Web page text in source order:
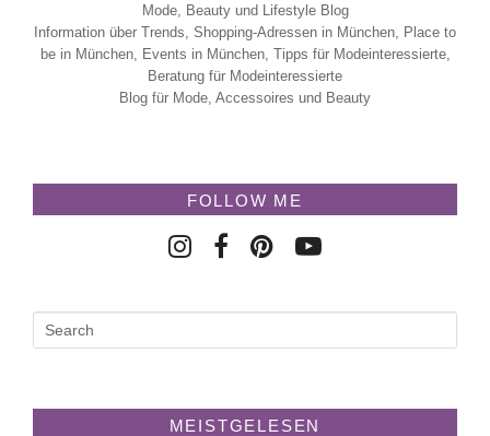
Mode, Beauty und Lifestyle Blog
Information über Trends, Shopping-Adressen in München, Place to
be in München, Events in München, Tipps für Modeinteressierte,
Beratung für Modeinteressierte
Blog für Mode, Accessoires und Beauty
FOLLOW ME
MEISTGELESEN